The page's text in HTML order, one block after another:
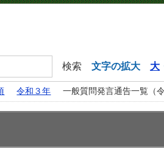
文字の拡大 大
令和３年 一般質問発言通告一覧（